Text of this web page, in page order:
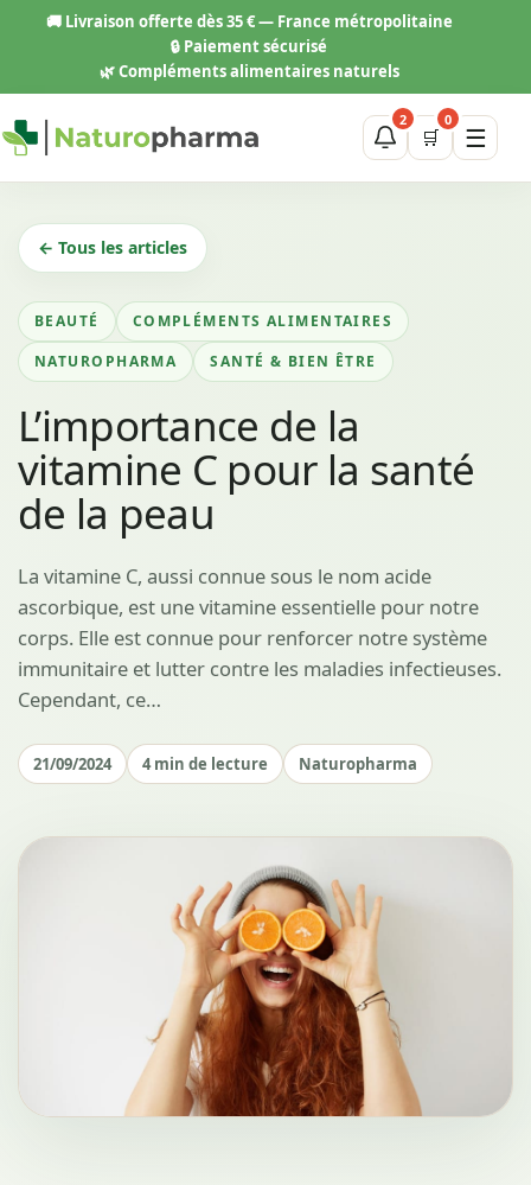
🚚 Livraison offerte dès 35 € — France métropolitaine
🔒 Paiement sécurisé
🌿 Compléments alimentaires naturels
2
🛒
0
☰
← Tous les articles
BEAUTÉ
COMPLÉMENTS ALIMENTAIRES
NATUROPHARMA
SANTÉ & BIEN ÊTRE
L’importance de la
vitamine C pour la santé
de la peau
La vitamine C, aussi connue sous le nom acide
ascorbique, est une vitamine essentielle pour notre
corps. Elle est connue pour renforcer notre système
immunitaire et lutter contre les maladies infectieuses.
Cependant, ce…
21/09/2024 4 min de lecture Naturopharma